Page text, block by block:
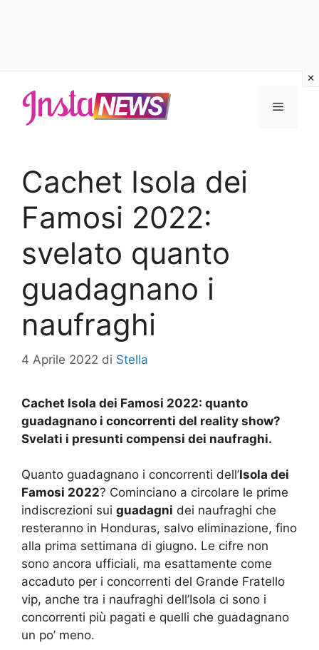
contenuto
Menu
Cachet Isola dei
Famosi 2022:
svelato quanto
guadagnano i
naufraghi
4 Aprile 2022 di Stella
Cachet Isola dei Famosi 2022: quanto
guadagnano i concorrenti del reality show?
Svelati i presunti compensi dei naufraghi.
Quanto guadagnano i concorrenti dell’Isola dei
Famosi 2022? Cominciano a circolare le prime
indiscrezioni sui guadagni dei naufraghi che
resteranno in Honduras, salvo eliminazione, fino
alla prima settimana di giugno. Le cifre non
sono ancora ufficiali, ma esattamente come
accaduto per i concorrenti del Grande Fratello
vip, anche tra i naufraghi dell’Isola ci sono i
concorrenti più pagati e quelli che guadagnano
un po’ meno.